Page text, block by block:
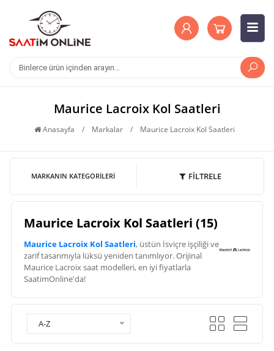
Maurice Lacroix Kol Saatleri
Anasayfa / Markalar / Maurice Lacroix Kol Saatleri
MARKANIN KATEGORILERI FİLTRELE
Maurice Lacroix Kol Saatleri (15)
Maurice Lacroix Kol Saatleri, üstün İsviçre işçiliği ve
zarif tasarımıyla lüksü yeniden tanımlıyor. Orijinal
Maurice Lacroix saat modelleri, en iyi fiyatlarla
SaatimOnline'da!
A-Z